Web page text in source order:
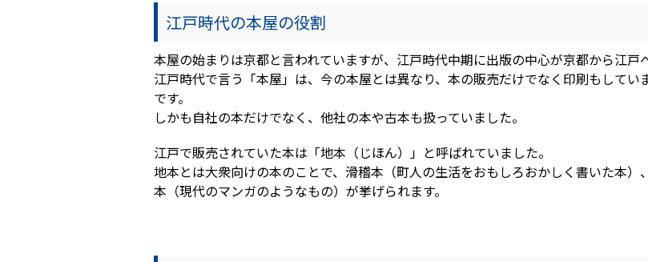
江戸時代の本屋の役割
本屋の始まりは京都と言われていますが、江戸時代中期に出版の中心が京都から江戸
江戸時代で言う「本屋」は、今の本屋とは異なり、本の販売だけでなく印刷もして
です。
しかも自社の本だけでなく、他社の本や古本も扱っていました。
江戸で販売されていた本は「地本（じほん）」と呼ばれていました。
地本とは大衆向けの本のことで、滑稽本（町人の生活をおもしろおかしく書いた本
本（現代のマンガのようなもの）が挙げられます。